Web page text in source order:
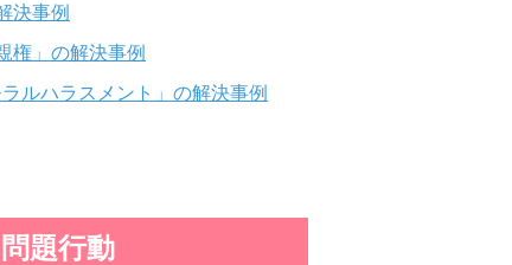
決事例
権」の解決事例
ルハラスメント」の解決事例
題行動